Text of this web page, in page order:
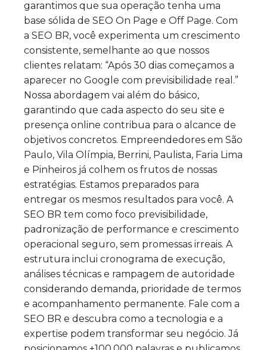
garantimos que sua operação tenha uma
base sólida de SEO On Page e Off Page. Com
a SEO BR, você experimenta um crescimento
consistente, semelhante ao que nossos
clientes relatam: “Após 30 dias começamos a
aparecer no Google com previsibilidade real.”
Nossa abordagem vai além do básico,
garantindo que cada aspecto do seu site e
presença online contribua para o alcance de
objetivos concretos. Empreendedores em São
Paulo, Vila Olímpia, Berrini, Paulista, Faria Lima
e Pinheiros já colhem os frutos de nossas
estratégias. Estamos preparados para
entregar os mesmos resultados para você. A
SEO BR tem como foco previsibilidade,
padronização de performance e crescimento
operacional seguro, sem promessas irreais. A
estrutura inclui cronograma de execução,
análises técnicas e rampagem de autoridade
considerando demanda, prioridade de termos
e acompanhamento permanente. Fale com a
SEO BR e descubra como a tecnologia e a
expertise podem transformar seu negócio. Já